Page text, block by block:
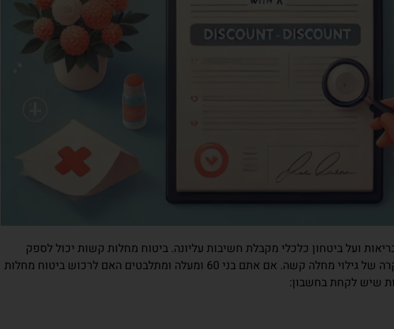
ועל ביטחון כלכלי מקבלת חשיבות עליונה. ביטוח מחלות קשות יכול לספק
שקט נפשי והגנה כלכלית במקרה של גילוי מחלה קשה. אם אתם בני 60 ומעלה ומתלבטים האם לרכוש ביטוח מחלות
שיש לקחת בחשבון: